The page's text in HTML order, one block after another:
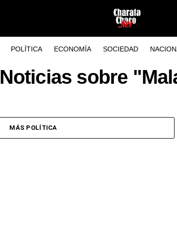
POLÍTICA ECONOMÍA SOCIEDAD
Noticias sobre
MÁS POLÍTICA